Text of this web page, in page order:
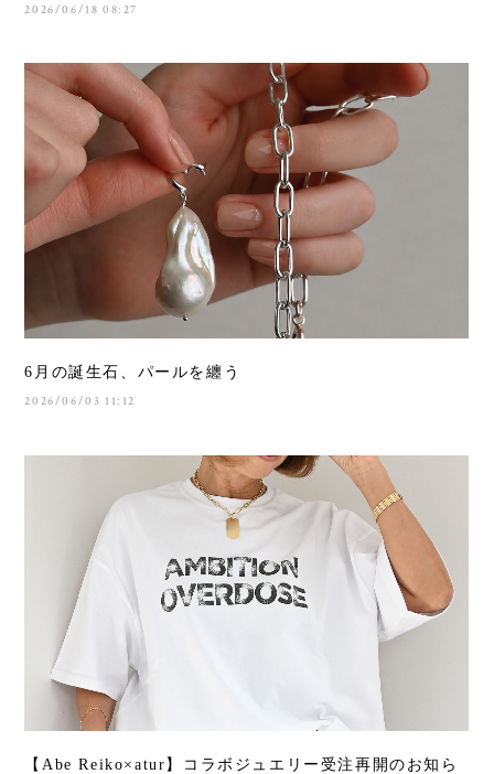
2026/06/18 08:27
6月の誕生石、パールを纏う
2026/06/03 11:12
【Abe Reiko×atur】コラボジュエリー受注再開のお知ら